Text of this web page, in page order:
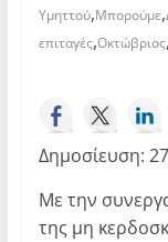
Υμηττού,Μπορούμε,
επιταγές,Οκτώβριος,
Δημοσίευση:
Με την
της μη